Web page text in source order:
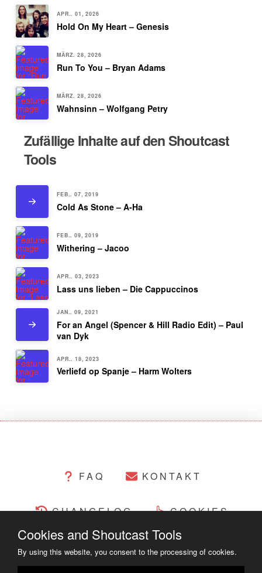
APR.. 01, 2026
Hold On My Heart – Genesis
MÄRZ. 28, 2026
Run To You – Bryan Adams
MÄRZ. 28, 2026
Wahnsinn – Wolfgang Petry
Zufällige Inhalte auf den Shoutcast
Tools
FEB.. 07, 2019
Cold As Stone – A-Ha
FEB.. 09, 2019
Withering – Jacoo
APR.. 03, 2023
Lass uns lieben – Die Cappuccinos
JAN.. 09, 2021
For an Angel (Spencer & Hill Radio Edit) – Paul
van Dyk
APR.. 18, 2023
Verliefd op Spanje – Harm Wolters
FAQ KONTAKT
CHANGELOG COOKIES
RECHTLICHES
Cookies and Shoutcast Tools
By using this website, you consent to the processing of cookies.